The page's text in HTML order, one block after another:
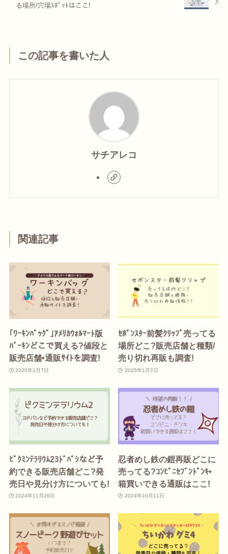
る場所/穴場ｽﾎﾟｯﾄはここ!
この記事を書いた人
サチアレコ
関連記事
｢ﾜｰｷﾝﾊﾞｯｸﾞ｣ｱﾒﾘｶｳｫﾙﾏｰﾄ版
ﾊﾞｰｷﾝどこで買える?値段と
販売店舗•通販ｻｲﾄを調査!
2025年1月7日
ｾﾎﾞﾝｽﾀｰ前髪ｸﾘｯﾌﾟ売ってる
場所どこ?販売店舗と種類/
売り切れ再販も調査!
2025年1月7日
ﾋﾟｸﾐﾝﾃﾗﾘｳﾑ2ﾖﾄﾞﾊﾞｼなど予
約できる販売店舗どこ?発
売日や見分け方についても!
2024年11月26日
忍者めし鉄の鎧再販どこに
売ってる?ｺﾝﾋﾞﾆｾﾌﾞﾝﾄﾞﾝｷ•
箱買いできる通販はここ!
2024年10月11日